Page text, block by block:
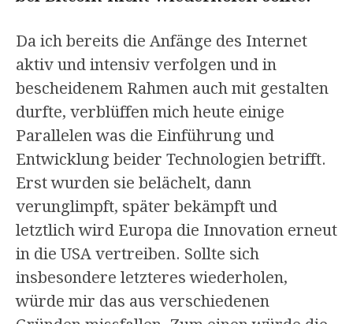
Da ich bereits die Anfänge des Internet
aktiv und intensiv verfolgen und in
bescheidenem Rahmen auch mit gestalten
durfte, verblüffen mich heute einige
Parallelen was die Einführung und
Entwicklung beider Technologien betrifft.
Erst wurden sie belächelt, dann
verunglimpft, später bekämpft und
letztlich wird Europa die Innovation erneut
in die USA vertreiben. Sollte sich
insbesondere letzteres wiederholen,
würde mir das aus verschiedenen